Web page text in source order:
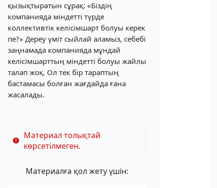
қызықтыратын сұрақ: «Біздің
компанияда міндетті түрде
коллективтік келісімшарт болуы керек
пе?» Дереу үміт сыйлай аламыз, себебі
заңнамада компанияда мұндай
келісімшарттың міндетті болуы жайлы
талап жоқ. Ол тек бір тараптың
бастамасы болған жағдайда ғана
жасалады.
Материал толықтай
көрсетілмеген.
Материалға қол жету үшін: